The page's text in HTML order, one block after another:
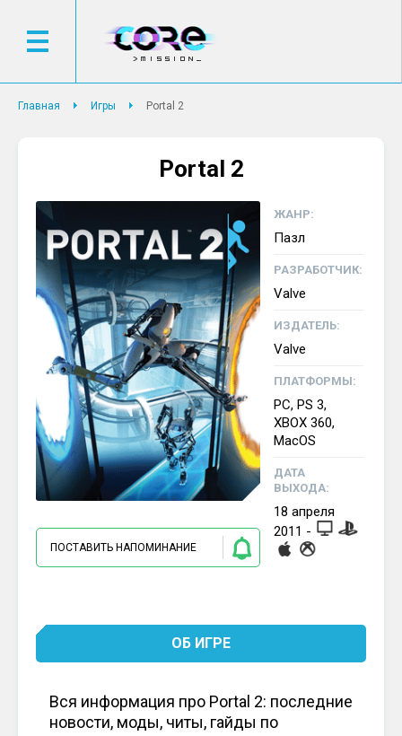
Главная Игры Portal 2
Portal 2
ПОСТАВИТЬ НАПОМИНАНИЕ
ЖАНР:
Пазл
РАЗРАБОТЧИК:
Valve
ИЗДАТЕЛЬ:
Valve
ПЛАТФОРМЫ:
PC, PS 3,
XBOX 360,
MacOS
ДАТА
ВЫХОДА:
18 апреля
2011 -
ОБ ИГРЕ
Вся информация про Portal 2: последние
новости, моды, читы, гайды по